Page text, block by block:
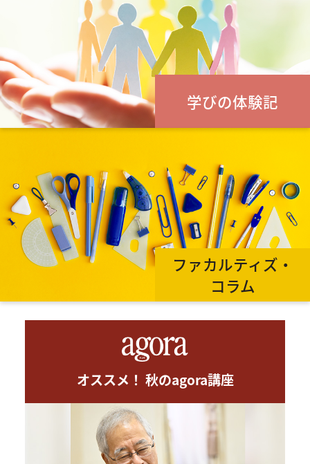
学びの体験記
ファカルティズ・
コラム
オススメ！ 秋のagora講座